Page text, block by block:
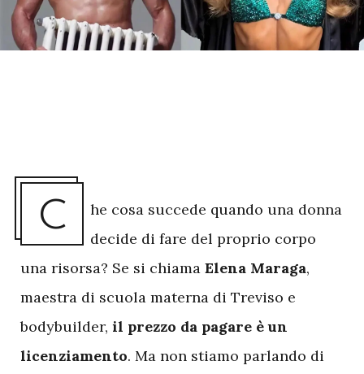
C
he cosa succede quando una donna
decide di fare del proprio corpo
una risorsa? Se si chiama Elena Maraga,
maestra di scuola materna di Treviso e
bodybuilder, il prezzo da pagare è un
licenziamento. Ma non stiamo parlando di